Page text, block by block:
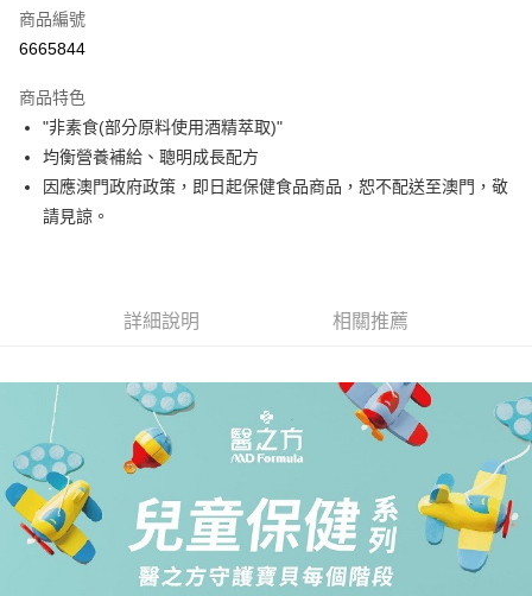
LINE Pay
街口支付
悠遊付
Google Pay
【大哥付你分期使用說明】
1.本服務由台灣大哥大提供，台灣大哥大用戶可立即使用無須另外申請。
成交易。
3.實際核准額度、可分期數及費用金額請依後續交易確認頁面所載為準。
4.訂單成立30分鐘內，如未前往確認交易或遇審核未通過，訂單將自動取
消。如遇「轉專審核」未通過狀況，表示未達大哥付你分期系統評分，恕無
法說明評估內容。
【繳款方式說明】
1.分期款項不併入電信帳單，「大哥付你分期」於每月結算日後寄送繳費提
醒簡訊。
2.透過簡訊連結打開帳單後，可選擇「超商條碼／台灣大直營門市／銀行轉
帳／街口支付／iPASS MONEY」等通路繳費。
AFTEE先享後付
【關於「AFTEE先享後付」】
AFTEE先享後付是「在收到商品之後才付款」的支付方式。 讓您購物簡單
便利好安心！
１．簡單：不需註冊會員、不需綁卡、不需儲值。
２．便利：只要手機號碼，簡訊認證，即可結帳。
３．安心：先確認商品／服務後，再付款。
【「AFTEE先享後付」結帳流程】
１．於結帳方式選擇「AFTEE先享後付」後，將跳轉至「AFTEE先享後付」
結帳頁面，進行簡訊認證並確認金額後，即可完成結帳。
Hami Point
相關說明
「Hami Point」為中華電信所提供之點數服務，可於會員專區綁定中華電信
會員帳號後，即可在購物車使用 Hami Point 折抵消費金額 (1點等於1元)。
運送方式
宅配
每筆NT$90，滿NT$1,000(含以上)免運費
商品編號
6665844
商品特色
"非素食(部分原料使用酒精萃取)"
均衡營養補給、聰明成長配方
因應澳門政府政策，即日起保健食品商品，恕不配送至澳門，敬
請見諒。
詳細說明 相關推薦